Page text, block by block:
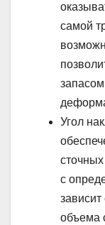
самой
Угол
с
объема